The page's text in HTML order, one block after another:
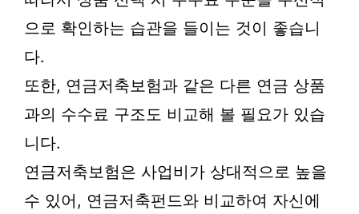
으로 확인하는 습관을 들이는 것이 좋습니
다.
또한, 연금저축보험과 같은 다른 연금 상품
과의 수수료 구조도 비교해 볼 필요가 있습
니다.
연금저축보험은 사업비가 상대적으로 높을
수 있어, 연금저축펀드와 비교하여 자신에